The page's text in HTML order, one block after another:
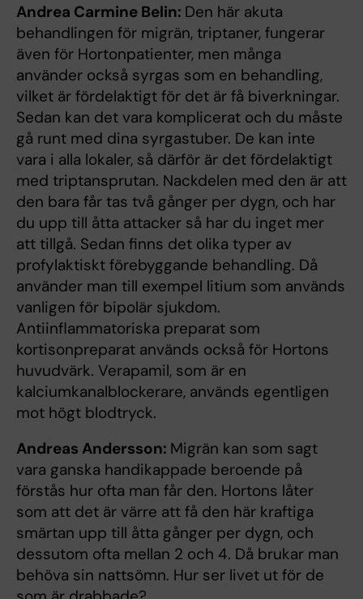
Andrea Carmine Belin: Den här akuta
behandlingen för migrän, triptaner, fungerar
även för Hortonpatienter, men många
använder också syrgas som en behandling,
vilket är fördelaktigt för det är få biverkningar.
Sedan kan det vara komplicerat och du måste
gå runt med dina syrgastuber. De kan inte
vara i alla lokaler, så därför är det fördelaktigt
med triptansprutan. Nackdelen med den är att
den bara får tas två gånger per dygn, och har
du upp till åtta attacker så har du inget mer
att tillgå. Sedan finns det olika typer av
profylaktiskt förebyggande behandling. Då
använder man till exempel litium som används
vanligen för bipolär sjukdom.
Antiinflammatoriska preparat som
kortisonpreparat används också för Hortons
huvudvärk. Verapamil, som är en
kalciumkanalblockerare, används egentligen
mot högt blodtryck.
Andreas Andersson: Migrän kan som sagt
vara ganska handikappade beroende på
förstås hur ofta man får den. Hortons låter
som att det är värre att få den här kraftiga
smärtan upp till åtta gånger per dygn, och
dessutom ofta mellan 2 och 4. Då brukar man
behöva sin nattsömn. Hur ser livet ut för de